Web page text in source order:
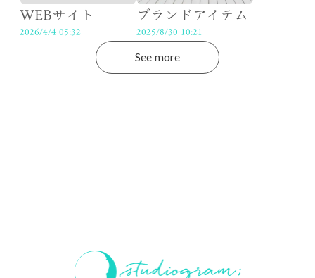
WEBサイト
2026/4/4 05:32
ブランドアイテム
2025/8/30 10:21
See more